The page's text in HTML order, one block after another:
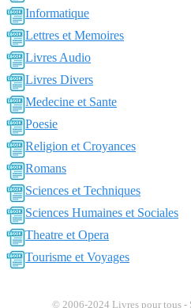
Informatique
Lettres et Memoires
Livres Audio
Livres Divers
Medecine et Sante
Poesie
Religion et Croyances
Romans
Sciences et Techniques
Sciences Humaines et Sociales
Theatre et Opera
Tourisme et Voyages
© 2006-2024 Livres pour tous -